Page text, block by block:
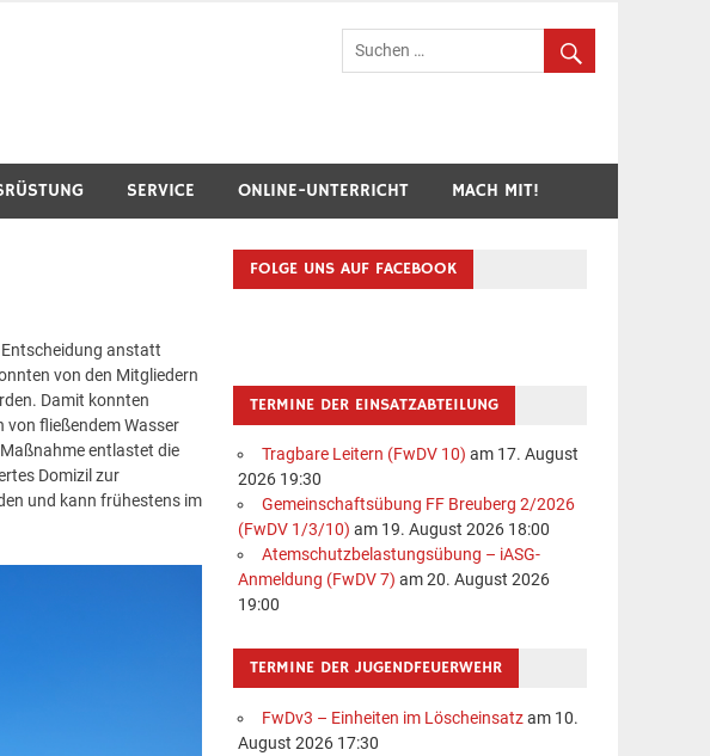
Feuerwehr Breuberg-Hainstadt
SERVICE ONLINE-UNTERRICHT MACH MIT!
anstatt
von den Mitgliedern
Damit konnten
von fließendem Wasser
entlastet die
Domizil zur
und kann frühestens im
FOLGE UNS AUF FACEBOOK
TERMINE DER EINSATZABTEILUNG
Tragbare Leitern (FwDV 10) am 17. August
2026 19:30
Gemeinschaftsübung FF Breuberg 2/2026
(FwDV 1/3/10) am 19. August 2026 18:00
Atemschutzbelastungsübung – iASG-
Anmeldung (FwDV 7) am 20. August 2026
19:00
TERMINE DER JUGENDFEUERWEHR
FwDv3 – Einheiten im Löscheinsatzam 10.
August 2026 17:30